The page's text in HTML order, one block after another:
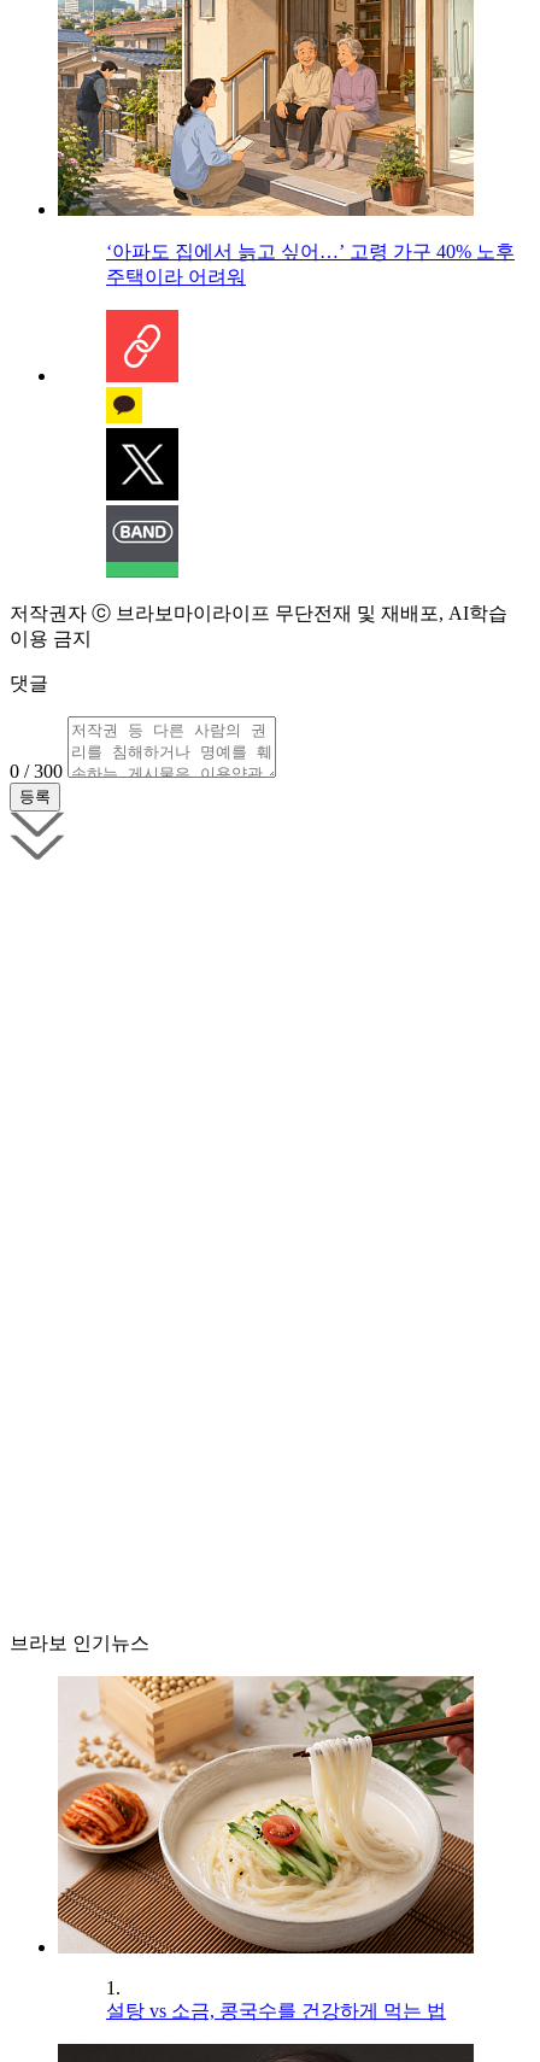
‘아파도 집에서 늙고 싶어…’ 고령 가구 40% 노후
주택이라 어려워
저작권자 ⓒ 브라보마이라이프 무단전재 및 재배포, AI학습
이용 금지
댓글
0 / 300
브라보 인기뉴스
1.
설탕 vs 소금, 콩국수를 건강하게 먹는 법